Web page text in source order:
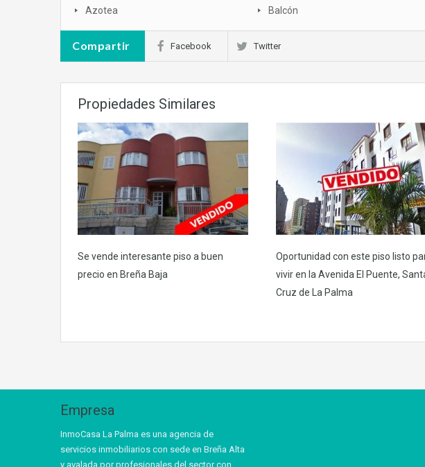
Azotea Balcón
Compartir Facebook Twitter
Propiedades Similares
Se vende interesante piso a buen
precio en Breña Baja
Oportunidad con este piso listo
vivir en la Avenida El Puente,
Cruz de La Palma
Empresa
InmoCasa La Palma es una agencia de
servicios inmobiliarios con sede en Breña Alta
y avalada por profesionales del sector con